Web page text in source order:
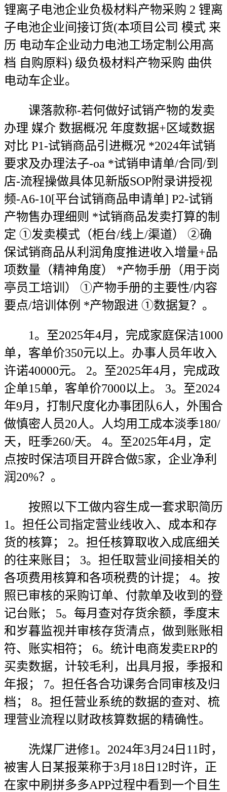
锂离子电池企业负极材料产物采购 2 锂离
子电池企业间接订货(本项目公司 模式 来
历 电动车企业动力电池工场定制公用高
档 自购原料) 级负极材料产物采购 曲供
电动车企业。
课落款称-若何做好试销产物的发卖
办理​ 媒介​ 数据概况​ 年度数据+区域数据
对比​ P1-试销商品引进概况​ *2024年试销
要求及办理法子-oa *试销申请单/合同/到
店-流程操做具体见新版SOP附录讲授视
频-A6-10[平台试销商品申请单]​ P2-试销
产物售办理细则​ *试销商品发卖打算的制
定​ ①发卖模式（柜台/线上/渠道）​ ②确
保试销商品从利润角度推进收入增量+品
项数量（精神角度）​ *产物手册（用于岗
亭员工培训）​ ①产物手册的主要性/内容
要点/培训体例​ *产物跟进​ ①数据复？。
1。至2025年4月，完成家庭保洁1000
单，客单价350元以上。办事人员年收入
许诺40000元。 2。至2025年4月，完成政
企单15单，客单价7000以上。 3。至2024
年9月，打制尺度化办事团队6人，外围合
做慎密人员20人。人均用工成本淡季180/
天，旺季260/天。 4。至2025年4月，定
点按时保洁项目开辟合做5家，企业净利
润20%？。
按照以下工做内容生成一套求职简历
1。担任公司指定营业线收入、成本和存
货的核算； 2。担任核算取收入成底细关
的往来账目； 3。担任取营业间接相关的
各项费用核算和各项税费的计提； 4。按
照已审核的采购订单、付款单及收到的登
记台账； 5。每月查对存货余额，季度末
和岁暮监视并审核存货清点，做到账账相
符、账实相符； 6。统计电商发卖ERP的
买卖数据，计较毛利，出具月报，季报和
年报； 7。担任各合功课务合同审核及归
档； 8。担任营业系统的数据的查对、梳
理营业流程以财政核算数据的精确性。
洗煤厂进修1。2024年3月24日11时，
被害人日某报莱称于3月18日12时许，正
在家中刷拼多多APP过程中看到一个目生